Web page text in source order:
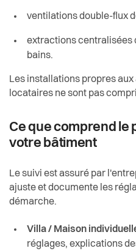
ventilations double-flux
extractions centralisées
bains.
Les installations propres
locataires ne sont pas
Ce que comprend le
votre bâtiment
Le suivi est assuré par
ajuste et documente les
démarche.
Villa / Maison
réglages, explications